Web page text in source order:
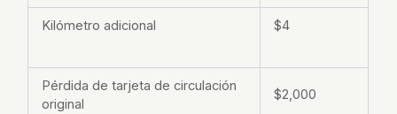
Kilómetro adicional $4
Pérdida de tarjeta de circulación
original
$2,000